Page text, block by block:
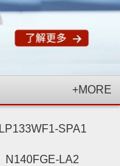
+MORE
LP133WF1-SPA1
N140FGE-LA2